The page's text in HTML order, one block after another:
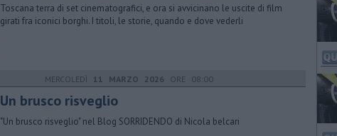
Toscana terra di set cinematografici, e ora si avvicinano le uscite di film
girati fra iconici borghi. I titoli, le storie, quando e dove vederli
MERCOLEDÌ 11 MARZO 2026 ORE 08:00
Un brusco risveglio
"Un brusco risveglio" nel Blog SORRIDENDO di Nicola belcari